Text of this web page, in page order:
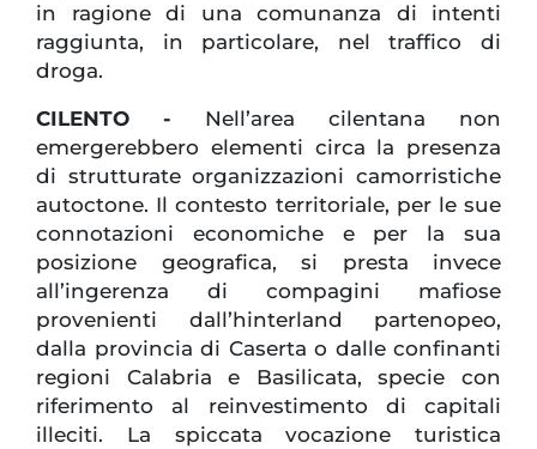
in ragione di una comunanza di intenti
raggiunta, in particolare, nel traffico di
droga.
CILENTO - Nell’area cilentana non
emergerebbero elementi circa la presenza
di strutturate organizzazioni camorristiche
autoctone. Il contesto territoriale, per le sue
connotazioni economiche e per la sua
posizione geografica, si presta invece
all’ingerenza di compagini mafiose
provenienti dall’hinterland partenopeo,
dalla provincia di Caserta o dalle confinanti
regioni Calabria e Basilicata, specie con
riferimento al reinvestimento di capitali
illeciti. La spiccata vocazione turistica